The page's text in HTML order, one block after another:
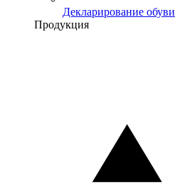
Декларирование обуви
Продукция